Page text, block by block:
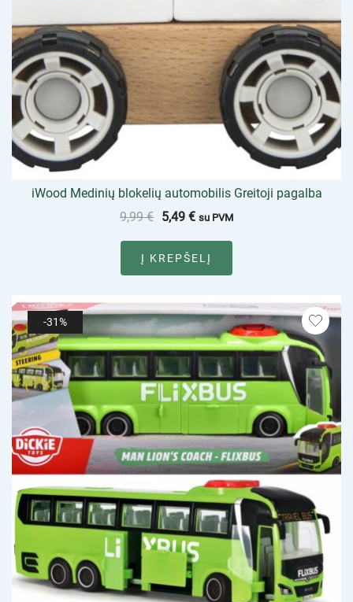
iWood Medinių blokelių automobilis Greitoji pagalba
9,99€ 5,49 € su PVM
Į KREPŠELĮ
-31%